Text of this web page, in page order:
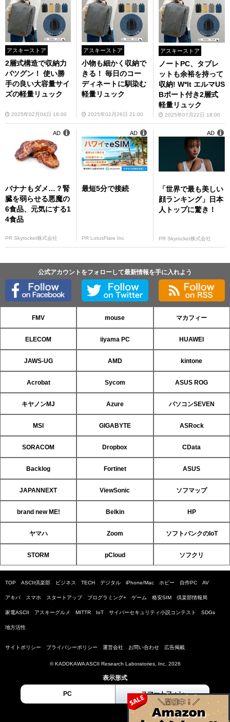
アスキーストア
2層式構造で収納力
バツグン！ 使い勝
手の良い大容量サイ
ズの軽量リュック
2025年02月04日 18:00
アスキーストア
小物も細かく収納で
きる！ 毎日のコー
ディネートに馴染む
軽量リュック
2025年02月26日 21:00
アスキーストア
ノートPC、タブレ
ットも余裕を持って
収納! W*lt エルマUS
Bポート付き2層式
軽量リュック
2025年07月22日 18:00
バナナもダメ…？腎
臓を弱らせる悪魔の
6食品、元気にする1
4食品
PR Skyrocket株式会社
AD
最短5分で接続
PR LotusFlare Inc
AD
「世界で最も美しい
顔ランキング」日本
人トップに驚き！
PR Skyrocket株式会社
AD
公式アカウントをフォローして最新情報を手に入れよう
FMV mouse マカフィー
ELECOM iiyama PC HUAWEI
JAWS-UG AMD kintone
Acrobat Sycom ASUS ROG
キヤノンMJ Azure パソコンSEVEN
MSI GIGABYTE ASRock
SORACOM Dropbox CData
Backlog Fortinet ASUS
JAPANNEXT ViewSonic ソフマップ
brand new ME! Belkin HP
ヤマハ Zoom ソフトバンクのIoT
STORM pCloud ソフクリ
TOP ASCII倶楽部 ビジネス TECH デジタル iPhone/Mac ホビー 自作PC AV
アキバ スマホ スタートアップ プログラミング+ ゲーム 格安SIM 倶楽部情報局
家電ASCII アスキーグルメ MITTR IoT サイバーセキュリティ小説コンテスト SDGs
地方活性
サイトポリシー プライバシーポリシー 運営会社 お問い合わせ 広告掲載
© KADOKAWA ASCII Research Laboratories, Inc. 2026
表示形式
PC スマートフォン